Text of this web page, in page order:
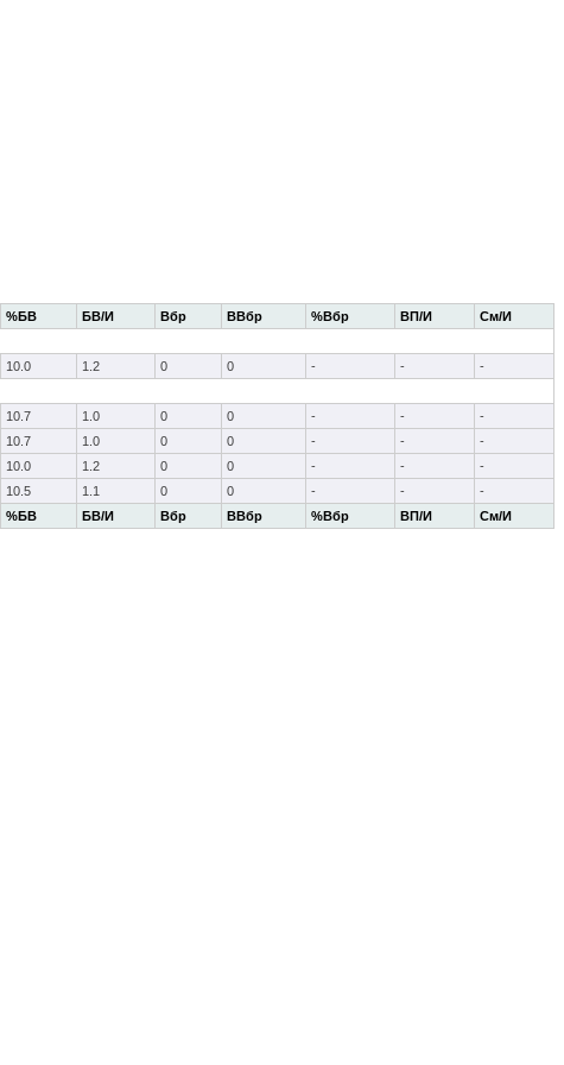
%БВ БВ/И Вбр ВВбр %Вбр ВП/И См/И
%БВ БВ/И Вбр ВВбр %Вбр ВП/И См/И
10.0 1.2 0 0 - -
-
10.7 1.0 0 0 - -
-
10.7 1.0 0 0 - -
-
10.0 1.2 0 0 - -
-
10.5 1.1 0 0 - - -